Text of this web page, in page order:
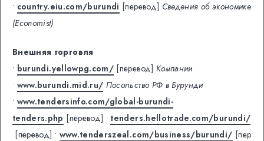
• country.eiu.com/burundi [перевод] Сведения об экономике
(Economist)
Внешняя торговля
• burundi.yellowpg.com/ [перевод] Компании
• www.burundi.mid.ru/ Посольство РФ в Бурунди
• www.tendersinfo.com/global-burundi-
tenders.php [перевод] • tenders.hellotrade.com/burundi/
[перевод] • www.tenderszeal.com/business/burundi/ [пер